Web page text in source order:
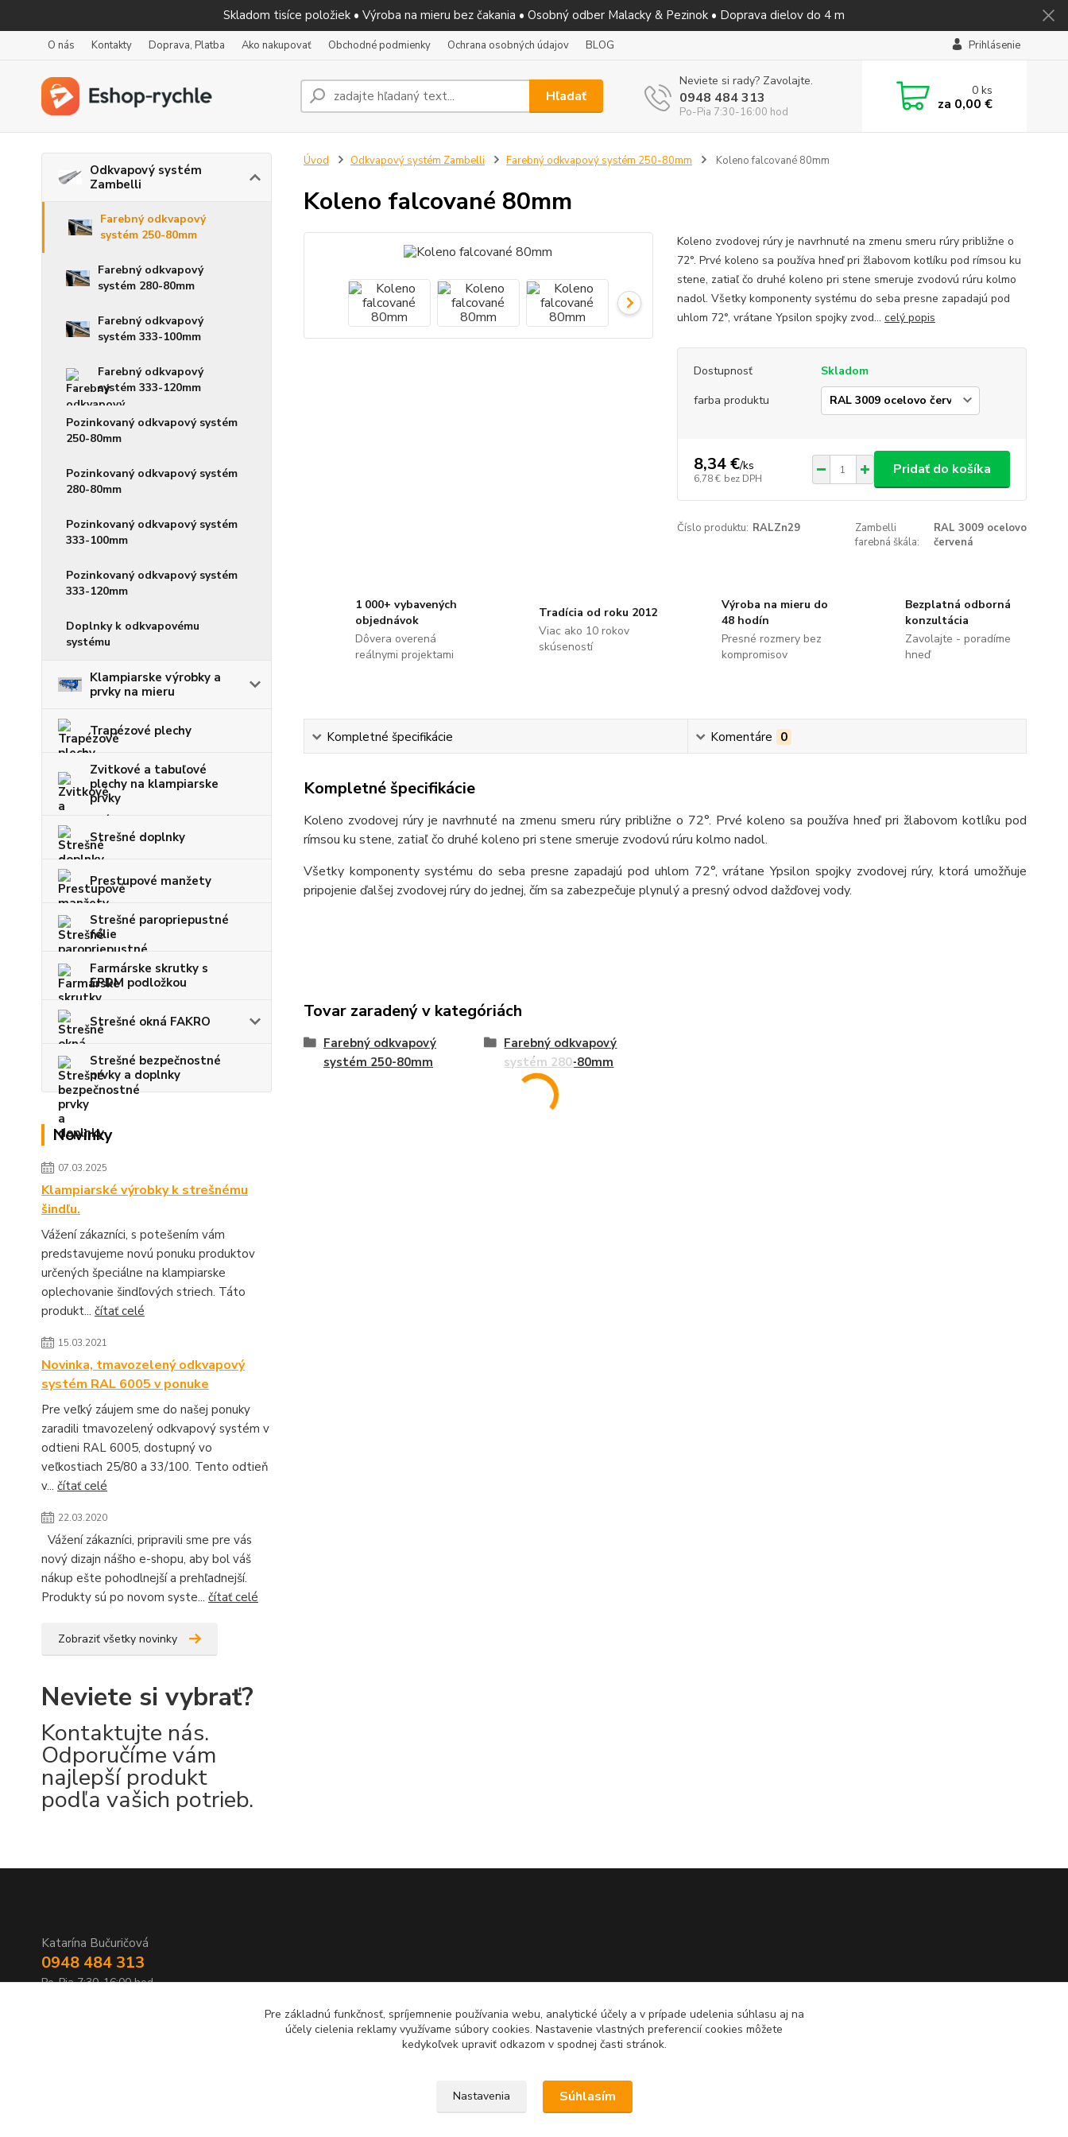
Skladom tisíce položiek • Výroba na mieru bez čakania • Osobný odber Malacky & Pezinok • Doprava dielov do 4 m
O nás Kontakty Doprava, Platba Ako nakupovať Obchodné podmienky Ochrana osobných údajov BLOG Prihlásenie
Hľadať
Neviete si rady? Zavolajte.
0948 484 313
Po-Pia 7:30-16:00 hod
0ks
za 0,00 €
Odkvapový systém
Zambelli
Farebný odkvapový
systém 250-80mm
Farebný odkvapový
systém 280-80mm
Farebný odkvapový
systém 333-100mm
Farebný odkvapový
systém 333-120mm
Pozinkovaný odkvapový systém
250-80mm
Pozinkovaný odkvapový systém
280-80mm
Pozinkovaný odkvapový systém
333-100mm
Pozinkovaný odkvapový systém
333-120mm
Doplnky k odkvapovému
systému
Klampiarske výrobky a
prvky na mieru
Trapézové plechy
Zvitkové a tabuľové
plechy na klampiarske
prvky
Strešné doplnky
Prestupové manžety
Strešné paropriepustné
fólie
Farmárske skrutky s
EPDM podložkou
Strešné okná FAKRO
Strešné bezpečnostné
prvky a doplnky
Novinky
07.03.2025
Klampiarské výrobky k strešnému
šindľu.
Vážení zákazníci, s potešením vám
predstavujeme novú ponuku produktov
určených špeciálne na klampiarske
oplechovanie šindľových striech. Táto
produkt... čítať celé
15.03.2021
Novinka, tmavozelený odkvapový
systém RAL 6005 v ponuke
Pre veľký záujem sme do našej ponuky
zaradili tmavozelený odkvapový systém v
odtieni RAL 6005, dostupný vo
veľkostiach 25/80 a 33/100. Tento odtieň
v... čítať celé
22.03.2020
Vážení zákazníci, pripravili sme pre vás
nový dizajn nášho e-shopu, aby bol váš
nákup ešte pohodlnejší a prehľadnejší.
Produkty sú po novom syste... čítať celé
Zobraziť všetky novinky
Neviete si vybrať?
Kontaktujte nás.
Odporučíme vám
najlepší produkt
podľa vašich potrieb.
Úvod Odkvapový systém Zambelli Farebný odkvapový systém 250-80mm Koleno falcované 80mm
Koleno falcované 80mm
Koleno zvodovej rúry je navrhnuté na zmenu smeru rúry približne o
72°. Prvé koleno sa používa hneď pri žlabovom kotlíku pod rímsou ku
stene, zatiaľ čo druhé koleno pri stene smeruje zvodovú rúru kolmo
nadol. Všetky komponenty systému do seba presne zapadajú pod
uhlom 72°, vrátane Ypsilon spojky zvod... celý popis
Dostupnosť
Skladom
farba produktu
8,34 €/ks
6,78 € bez DPH
Pridať do košíka
Číslo produktu: RALZn29
Zambelli
farebná škála:
RAL 3009 ocelovo
červená
1 000+ vybavených
objednávok
Dôvera overená
reálnymi projektami
Tradícia od roku 2012
Viac ako 10 rokov
skúseností
Výroba na mieru do
48 hodín
Presné rozmery bez
kompromisov
Bezplatná odborná
konzultácia
Zavolajte - poradíme
hneď
Kompletné špecifikácie Komentáre 0
Kompletné špecifikácie
Koleno zvodovej rúry je navrhnuté na zmenu smeru rúry približne o 72°. Prvé koleno sa používa hneď pri žlabovom kotlíku pod
rímsou ku stene, zatiaľ čo druhé koleno pri stene smeruje zvodovú rúru kolmo nadol.
Všetky komponenty systému do seba presne zapadajú pod uhlom 72°, vrátane Ypsilon spojky zvodovej rúry, ktorá umožňuje
pripojenie ďalšej zvodovej rúry do jednej, čím sa zabezpečuje plynulý a presný odvod dažďovej vody.
Tovar zaradený v kategóriách
Farebný odkvapový
systém 250-80mm
Farebný odkvapový
systém 280-80mm
Katarína Bučuričová
0948 484 313
Po-Pia 7:30-16:00 hod
Pre základnú funkčnosť, spríjemnenie používania webu, analytické účely a v prípade udelenia súhlasu aj na
účely cielenia reklamy využívame súbory cookies. Nastavenie vlastných preferencií cookies môžete
kedykoľvek upraviť odkazom v spodnej časti stránok.
Nastavenia Súhlasím